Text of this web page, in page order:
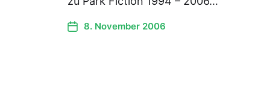
8. November 2006